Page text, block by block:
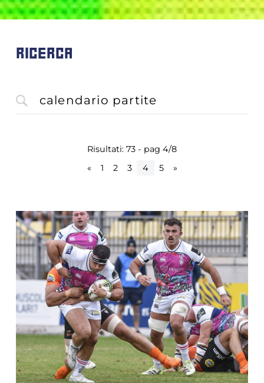
RICERCA
Risultati: 73 - pag 4/8
«
1 2 3 4 5 »